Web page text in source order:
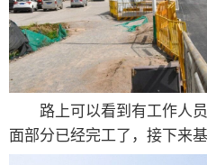
路上可以看到有工作人员
面部分已经完工了，接下来